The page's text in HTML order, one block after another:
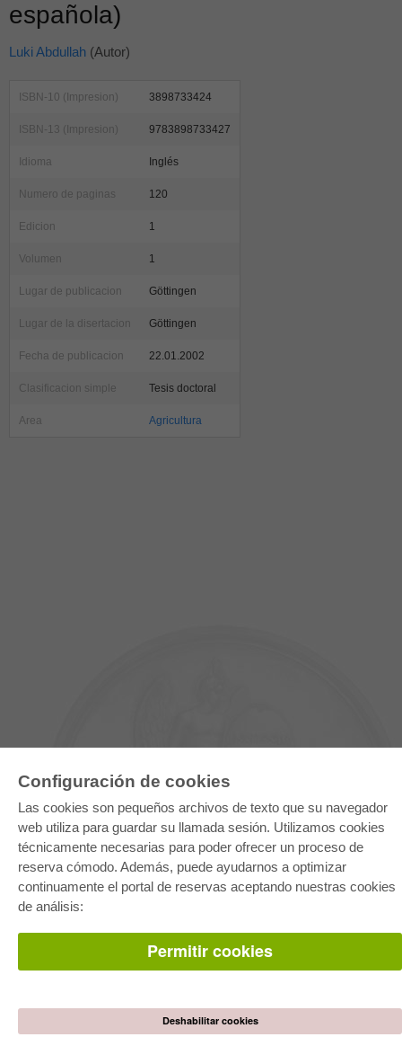
Configuración de cookies
Las cookies son pequeños archivos de texto que su navegador
web utiliza para guardar su llamada sesión. Utilizamos cookies
técnicamente necesarias para poder ofrecer un proceso de
reserva cómodo. Además, puede ayudarnos a optimizar
continuamente el portal de reservas aceptando nuestras cookies
de análisis:
Permitir cookies
Deshabilitar cookies
española)
Luki Abdullah (Autor)
ISBN-10 (Impresion) 3898733424
ISBN-13 (Impresion) 9783898733427
Idioma Inglés
Numero de paginas 120
Edicion 1
Volumen 1
Lugar de publicacion Göttingen
Lugar de la disertacion Göttingen
Fecha de publicacion 22.01.2002
Clasificacion simple Tesis doctoral
Area Agricultura
E-COLLECTION
Paquete de especialidades
Pick & Choose
Preguntas mas frequentes(FAQ)